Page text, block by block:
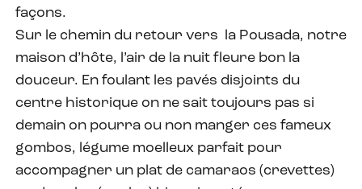
façons.
Sur le chemin du retour vers la Pousada, notre
maison d’hôte, l’air de la nuit fleure bon la
douceur. En foulant les pavés disjoints du
centre historique on ne sait toujours pas si
demain on pourra ou non manger ces fameux
gombos, légume moelleux parfait pour
accompagner un plat de camaraos (crevettes)